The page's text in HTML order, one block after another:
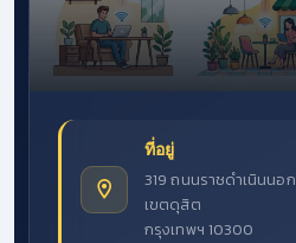
ที่อยู่
319 ถนนราชดำเนินนอก
เขตดุสิต
กรุงเทพฯ 10300